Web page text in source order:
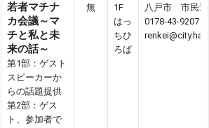
若者マチナ
カ会議～マ
チと私と未
来の話～
第1部：ゲスト
スピーカーか
らの話題提供
第2部：ゲス
ト、参加者で
無
1F
はっ
ちひ
ろば
八戸市 市民連
0178-43-9207